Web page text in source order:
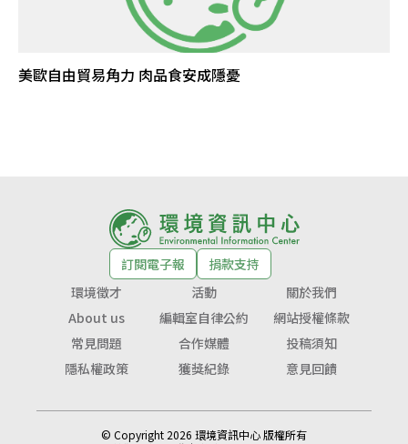
美歐自由貿易角力 肉品食安成隱憂
訂閱電子報
捐款支持
環境徵才
活動
關於我們
About us
編輯室自律公約
網站授權條款
常見問題
合作媒體
投稿須知
隱私權政策
獲獎紀錄 意見回饋
© Copyright 2026 環境資訊中心 版權所有